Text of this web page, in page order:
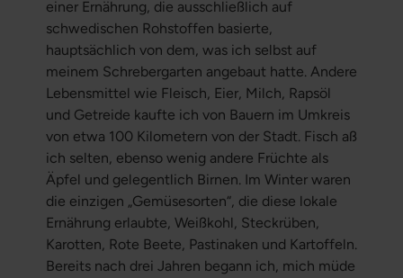
einer Ernährung, die ausschließlich auf
schwedischen Rohstoffen basierte,
hauptsächlich von dem, was ich selbst auf
meinem Schrebergarten angebaut hatte. Andere
Lebensmittel wie Fleisch, Eier, Milch, Rapsöl
und Getreide kaufte ich von Bauern im Umkreis
von etwa 100 Kilometern von der Stadt. Fisch aß
ich selten, ebenso wenig andere Früchte als
Äpfel und gelegentlich Birnen. Im Winter waren
die einzigen „Gemüsesorten“, die diese lokale
Ernährung erlaubte, Weißkohl, Steckrüben,
Karotten, Rote Beete, Pastinaken und Kartoffeln.
Bereits nach drei Jahren begann ich, mich müde